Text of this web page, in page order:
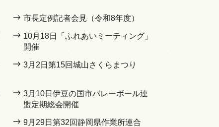
市長定例記者会見（令和8年度）
10月18日「ふれあいミーティング」
開催
3月2日第15回城山さくらまつり
3月10日伊豆の国市バレーボール連
盟定期総会開催
9月29日第32回静岡県作業所連合